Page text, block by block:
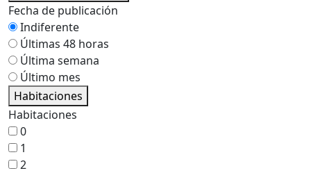
Fecha de publicación
Indiferente
Últimas 48 horas
Última semana
Último mes
Habitaciones
Habitaciones
0
1
2